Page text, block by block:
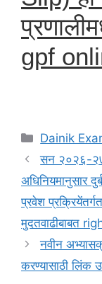
gpf
Categories
Dainik
सन २०२६-२७
अधिनियमानुसार
प्रवेश
मुदतवाढीबाबत
नवीन
करण्यासाठी